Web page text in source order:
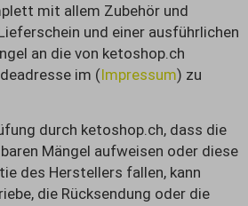
mit allem Zubehör und
und einer ausführlichen
an die von ketoshop.ch
im (Impressum) zu
durch ketoshop.ch, dass die
Mängel aufweisen oder diese
des Herstellers fallen, kann
die Rücksendung oder die